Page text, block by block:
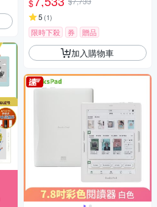
$
5 (1)
限時下殺 券 贈品
加入購物車